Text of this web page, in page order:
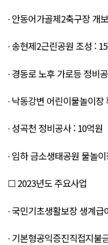
∙ 안동어가골제2축구장 개
∙ 송현제2근린공원 조성 :
∙ 경동로 노후 가로등 정비
∙ 낙동강변 어린이물놀이
∙ 성곡천 정비공사 : 10억원
∙ 임하 금소생태공원 물놀
☐ 2023년도 주요사업
∙ 국민기초생활보장 생계
∙ 기본형공익증진직접지불